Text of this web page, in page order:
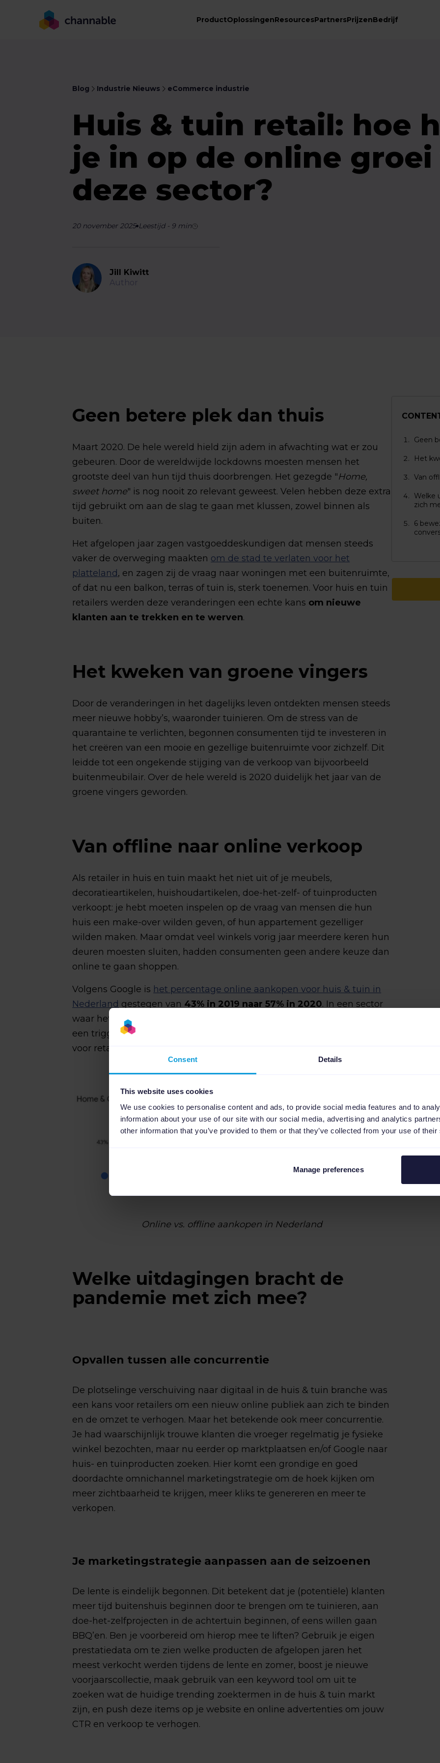
Consent Details
This website uses cookies
We use cookies to personalise content and ads, to provide social media features and to
information about your use of our site with our social media, advertising and analytics
other information that you’ve provided to them or that they’ve collected from your use of
Manage preferences
ProductOplossingenResourcesPartnersPrijzenBedrijf
Blog Industrie Nieuws eCommerce industrie
Huis & tuin retail: hoe
je in op de online groei
deze sector?
20 november 2025 Leestijd- 9 min
Jill Kiwitt
Author
Geen betere plek dan thuis
Maart 2020. De hele wereld hield zijn adem in afwachting wat er zou
gebeuren. Door de wereldwijde lockdowns moesten mensen het
grootste deel van hun tijd thuis doorbrengen. Het gezegde "Home,
sweet home" is nog nooit zo relevant geweest. Velen hebben deze extra
tijd gebruikt om aan de slag te gaan met klussen, zowel binnen als
buiten.
Het afgelopen jaar zagen vastgoeddeskundigen dat mensen steeds
vaker de overweging maakten om de stad te verlaten voor het
platteland, en zagen zij de vraag naar woningen met een buitenruimte,
of dat nu een balkon, terras of tuin is, sterk toenemen. Voor huis en tuin
retailers werden deze veranderingen een echte kans om nieuwe
klanten aan te trekken en te werven.
Het kweken van groene vingers
Door de veranderingen in het dagelijks leven ontdekten mensen steeds
meer nieuwe hobby’s, waaronder tuinieren. Om de stress van de
quarantaine te verlichten, begonnen consumenten tijd te investeren in
het creëren van een mooie en gezellige buitenruimte voor zichzelf. Dit
leidde tot een ongekende stijging van de verkoop van bijvoorbeeld
buitenmeubilair. Over de hele wereld is 2020 duidelijk het jaar van de
groene vingers geworden.
Van offline naar online verkoop
Als retailer in huis en tuin maakt het niet uit of je meubels,
decoratieartikelen, huishoudartikelen, doe-het-zelf- of tuinproducten
verkoopt: je hebt moeten inspelen op de vraag van mensen die hun
huis een make-over wilden geven, of hun appartement gezelliger
wilden maken. Maar omdat veel winkels vorig jaar meerdere keren hun
deuren moesten sluiten, hadden consumenten geen andere keuze dan
online te gaan shoppen.
Volgens Google is het percentage online aankopen voor huis & tuin in
Nederland gestegen van 43% in 2019 naar 57% in 2020. In een sector
waar het zien, aanraken en testen van een product erg belangrijk is en
een trigger om iets te kopen, was het bijzonder fijn en geruststellend
voor retailers om deze verschuiving naar online commerce te zien.
Online vs. offline aankopen in Nederland
Welke uitdagingen bracht de
pandemie met zich mee?
Opvallen tussen alle concurrentie
De plotselinge verschuiving naar digitaal in de huis & tuin branche was
een kans voor retailers om een nieuw online publiek aan zich te binden
en de omzet te verhogen. Maar het betekende ook meer concurrentie.
Je had waarschijnlijk trouwe klanten die vroeger regelmatig je fysieke
winkel bezochten, maar nu eerder op marktplaatsen en/of Google naar
huis- en tuinproducten zoeken. Hier komt een grondige en goed
doordachte omnichannel marketingstrategie om de hoek kijken om
meer zichtbaarheid te krijgen, meer kliks te genereren en meer te
verkopen.
Je marketingstrategie aanpassen aan de seizoenen
De lente is eindelijk begonnen. Dit betekent dat je (potentiële) klanten
meer tijd buitenshuis beginnen door te brengen om te tuinieren, aan
doe-het-zelfprojecten in de achtertuin beginnen, of eens willen gaan
BBQ’en. Ben je voorbereid om hierop mee te liften? Gebruik je eigen
prestatiedata om te zien welke producten de afgelopen jaren het
meest verkocht werden tijdens de lente en zomer, boost je nieuwe
voorjaarscollectie, maak gebruik van een keyword tool om uit te
zoeken wat de huidige trending zoektermen in de huis & tuin markt
zijn, en push deze items op je website en online advertenties om jouw
CTR en verkoop te verhogen.
Geen
Het
Van
Welke
zich
6